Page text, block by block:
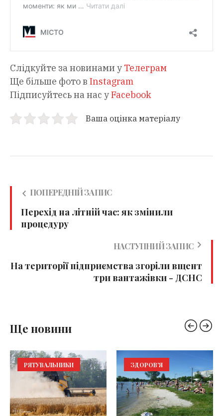
Слідкуйте за новинами у Телеграм
Ще більше фото в Instagram
Підписуйтесь на нас уFacebook
Ваша оцінка матеріалу
ПОПЕРЕДНІЙ ЗАПИС
Перехід на літній час: як змінили
процедуру
НАСТУПНИЙ ЗАПИС
На території підприємства згоріли вщент
три вантажівки - ДСНС
Ще новини
РЯТУВАЛЬНИКИ ЗДОРОВ'Я